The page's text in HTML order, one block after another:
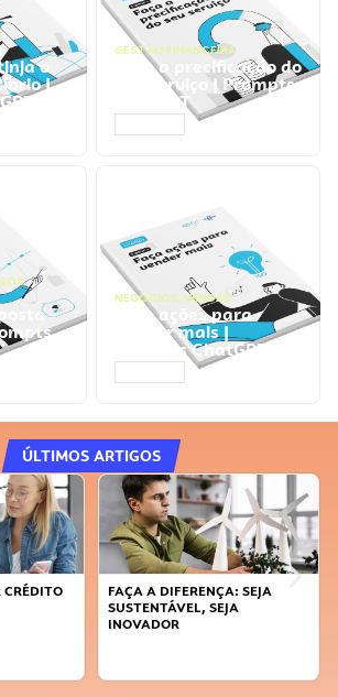
o
|
GESTÃO FINANCEIRA
Faça a precificação do
seu serviço | Prompts
ChatGPT
NEGÓCIOS, VENDAS
Faça ações para
vender mais |
Prompts ChatGPT
ÚLTIMOS ARTIGOS
CRÉDITO
FAÇA A DIFERENÇA: SEJA
SUSTENTÁVEL, SEJA
INOVADOR